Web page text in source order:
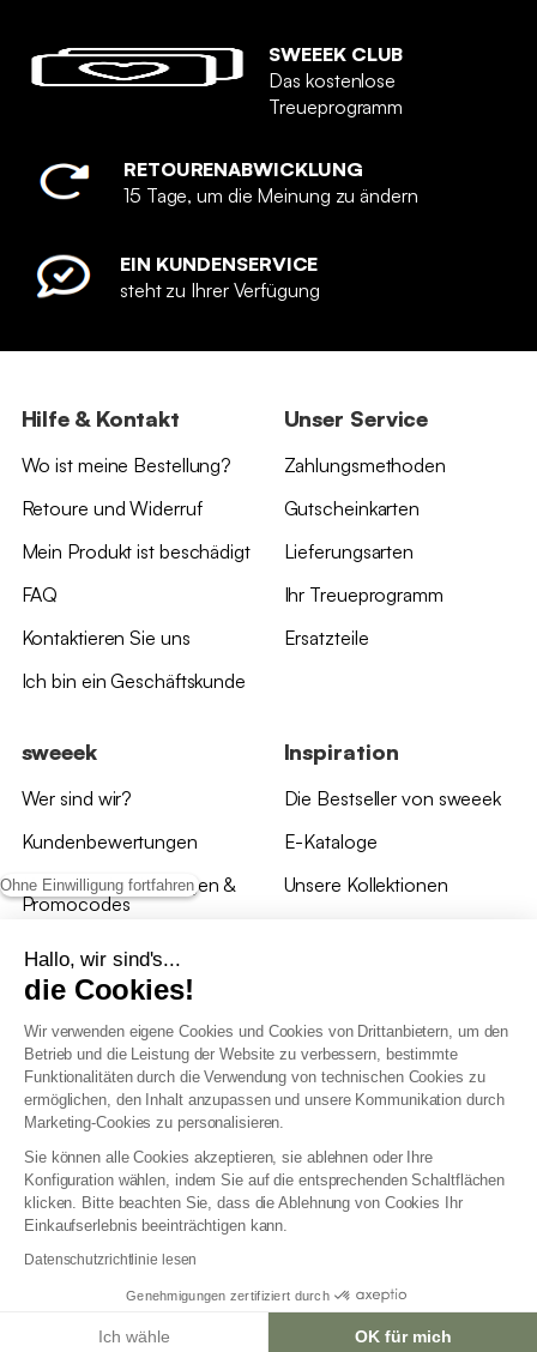
Ohne Einwilligung fortfahren
Hallo, wir sind's...
die Cookies!
Wir verwenden eigene Cookies und Cookies von Drittanbietern, um den
Betrieb und die Leistung der Website zu verbessern, bestimmte
Funktionalitäten durch die Verwendung von technischen Cookies zu
ermöglichen, den Inhalt anzupassen und unsere Kommunikation durch
Marketing-Cookies zu personalisieren.
Sie können alle Cookies akzeptieren, sie ablehnen oder Ihre
Konfiguration wählen, indem Sie auf die entsprechenden Schaltflächen
klicken. Bitte beachten Sie, dass die Ablehnung von Cookies Ihr
Einkaufserlebnis beeinträchtigen kann.
Datenschutzrichtlinie lesen
Genehmigungen zertifiziert durch
Ich wähle OK für mich
SWEEEK CLUB
Das kostenlose
Treueprogramm
RETOURENABWICKLUNG
15 Tage, um die Meinung zu ändern
EIN KUNDENSERVICE
steht zu Ihrer Verfügung
Hilfe & Kontakt
Wo ist meine Bestellung?
Retoure und Widerruf
Mein Produkt ist beschädigt
FAQ
Kontaktieren Sie uns
Ich bin ein Geschäftskunde
Unser Service
Zahlungsmethoden
Gutscheinkarten
Lieferungsarten
Ihr Treueprogramm
Ersatzteile
sweeek
Wer sind wir?
Kundenbewertungen
*Angebotsbedingungen &
Promocodes
Bewertungen von sweeek
Unsere Geschäfte
Inspiration
Die Bestseller von sweeek
E-Kataloge
Unsere Kollektionen
AGB Treueprogramm
Datenschutzrichtlinien
Allgemeine Geschäftsbedingungen für Geschäftskunden
Erklärung zur Barrierefreiheit